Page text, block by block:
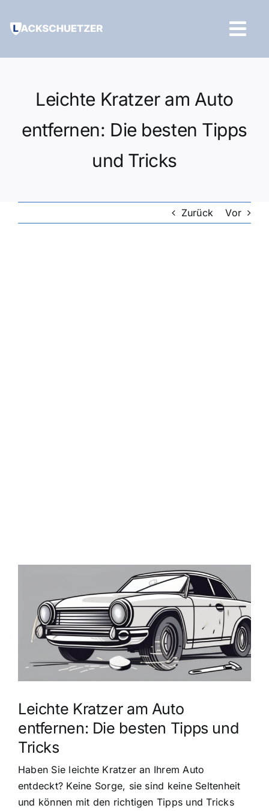
Inhalt
Leichte Kratzer am Auto
entfernen: Die besten Tipps
und Tricks
Zurück Vor
Leichte Kratzer am Auto
entfernen: Die besten Tipps und
Tricks
Haben Sie leichte Kratzer an Ihrem Auto
entdeckt? Keine Sorge, sie sind keine Seltenheit
und können mit den richtigen Tipps und Tricks